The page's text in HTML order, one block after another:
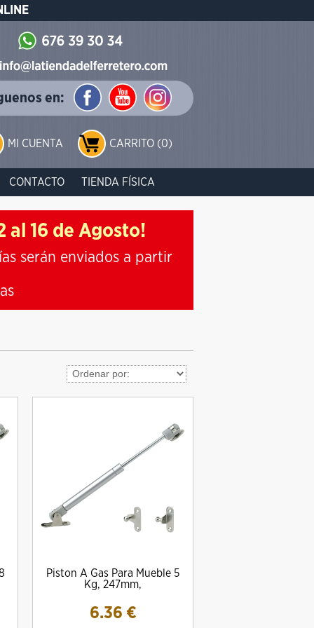
en:
MI CUENTA CARRITO (0)
CONTACTO TIENDA FÍSICA
al 16 de Agosto!
serán enviados a partir
Piston A Gas Para Mueble 5
Kg, 247mm,
6.36 €